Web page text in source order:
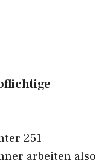
251
arbeiten also